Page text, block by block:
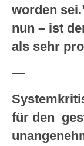
worden
nun – ist
als sehr
—
für den